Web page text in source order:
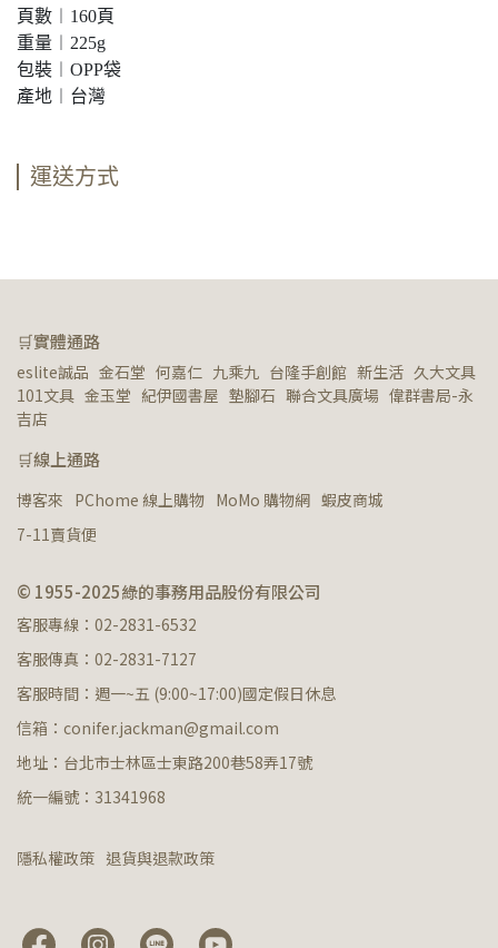
頁數︱160頁
重量︱225g
包裝︱OPP袋
產地︱台灣
運送方式
🛒實體通路
eslite誠品   金石堂   何嘉仁   九乘九   台隆手創館   新生活   久大文具
101文具   金玉堂   紀伊國書屋   墊腳石   聯合文具廣場   偉群書局-永
吉店
🛒線上通路
博客來 PChome 線上購物 MoMo 購物網 蝦皮商城
7-11賣貨便
© 1955-2025綠的事務用品股份有限公司
客服專線：02-2831-6532
客服傳真：02-2831-7127
客服時間：週一~五 (9:00~17:00)國定假日休息
信箱：conifer.jackman@gmail.com
地址：台北市士林區士東路200巷58弄17號
統一編號：31341968
隱私權政策 退貨與退款政策